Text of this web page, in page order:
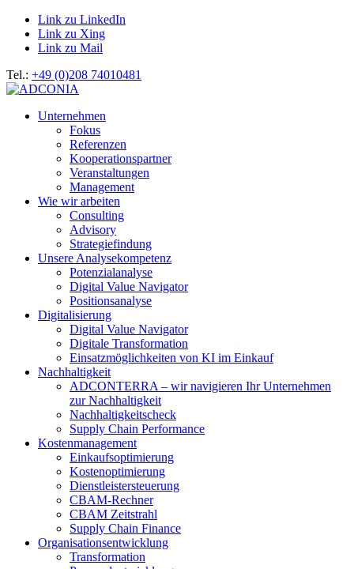
Link zu LinkedIn
Link zu Xing
Link zu Mail
Tel.: +49 (0)208 74010481
Unternehmen
Fokus
Referenzen
Kooperationspartner
Veranstaltungen
Management
Wie wir arbeiten
Consulting
Advisory
Strategiefindung
Unsere Analysekompetenz
Potenzialanalyse
Digital Value Navigator
Positionsanalyse
Digitalisierung
Digital Value Navigator
Digitale Transformation
Einsatzmöglichkeiten von KI im Einkauf
Nachhaltigkeit
ADCONTERRA – wir navigieren Ihr Unternehmen
zur Nachhaltigkeit
Nachhaltigkeitscheck
Supply Chain Performance
Kostenmanagement
Einkaufsoptimierung
Kostenoptimierung
Dienstleistersteuerung
CBAM-Rechner
CBAM Zeitstrahl
Supply Chain Finance
Organisationsentwicklung
Transformation